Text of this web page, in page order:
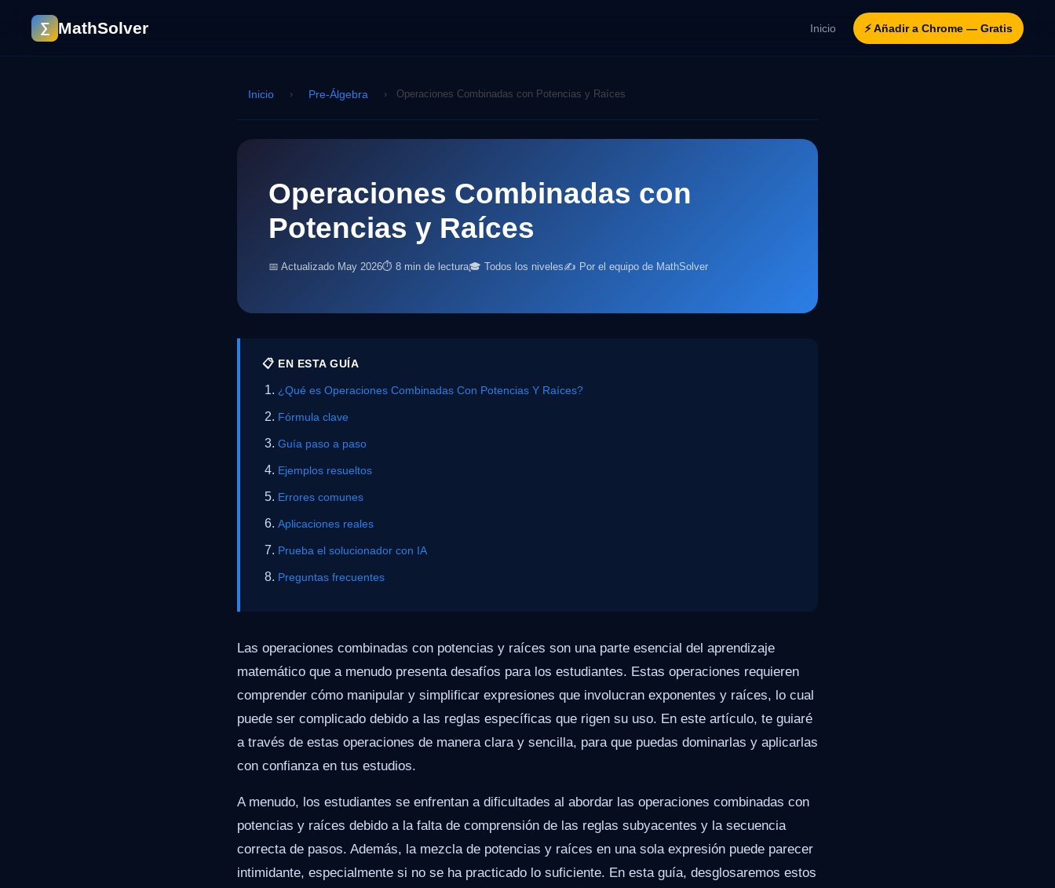
∑ MathSolver Inicio ⚡ Añadir a Chrome — Gratis
Inicio › Pre-Álgebra › Operaciones Combinadas con Potencias y Raíces
Operaciones Combinadas con
Potencias y Raíces
📅 Actualizado May 2026⏱ 8 min de lectura🎓 Todos los niveles✍️ Por el equipo de MathSolver
📋 EN ESTA GUÍA
¿Qué es Operaciones Combinadas Con Potencias Y Raíces?
Fórmula clave
Guía paso a paso
Ejemplos resueltos
Errores comunes
Aplicaciones reales
Prueba el solucionador con IA
Preguntas frecuentes
Las operaciones combinadas con potencias y raíces son una parte esencial del aprendizaje
matemático que a menudo presenta desafíos para los estudiantes. Estas operaciones requieren
comprender cómo manipular y simplificar expresiones que involucran exponentes y raíces, lo cual
puede ser complicado debido a las reglas específicas que rigen su uso. En este artículo, te guiaré
a través de estas operaciones de manera clara y sencilla, para que puedas dominarlas y aplicarlas
con confianza en tus estudios.
A menudo, los estudiantes se enfrentan a dificultades al abordar las operaciones combinadas con
potencias y raíces debido a la falta de comprensión de las reglas subyacentes y la secuencia
correcta de pasos. Además, la mezcla de potencias y raíces en una sola expresión puede parecer
intimidante, especialmente si no se ha practicado lo suficiente. En esta guía, desglosaremos estos